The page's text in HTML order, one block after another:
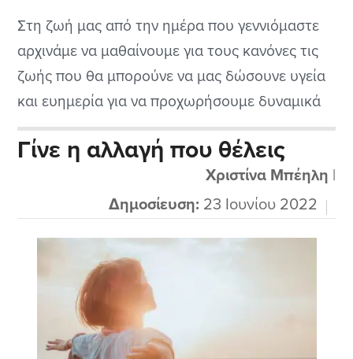
Στη ζωή μας από την ημέρα που γεννιόμαστε
αρχινάμε να μαθαίνουμε για τους κανόνες τις
ζωής που θα μπορούνε να μας δώσουνε υγεία
και ευημερία για να προχωρήσουμε δυναμικά
μέσα στο κόσμο και στη ζωή μας με κάποια
σταθμά και κάποιες ισορροπίες. Κοιτώντας
λοιπόν προτάσεις που μας δίνονται από
έμπειρους ψυχολόγους υπάρχει μια λίστα
Γίνε η αλλαγή που θέλεις
Χριστίνα Μπέηλη |
Δημοσίευση: 23 Ιουνίου 2022